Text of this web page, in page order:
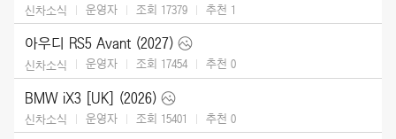
신차소식 운영자 조회 17379 추천 1
아우디 RS5 Avant (2027)
신차소식 운영자 조회 17454 추천 0
BMW iX3 [UK] (2026)
신차소식 운영자 조회 15401 추천 0